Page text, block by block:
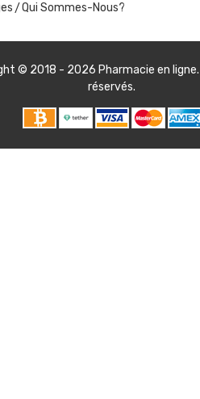
Qui Sommes-Nous?
© 2018 - 2026 Pharmacie en ligne
réservés.